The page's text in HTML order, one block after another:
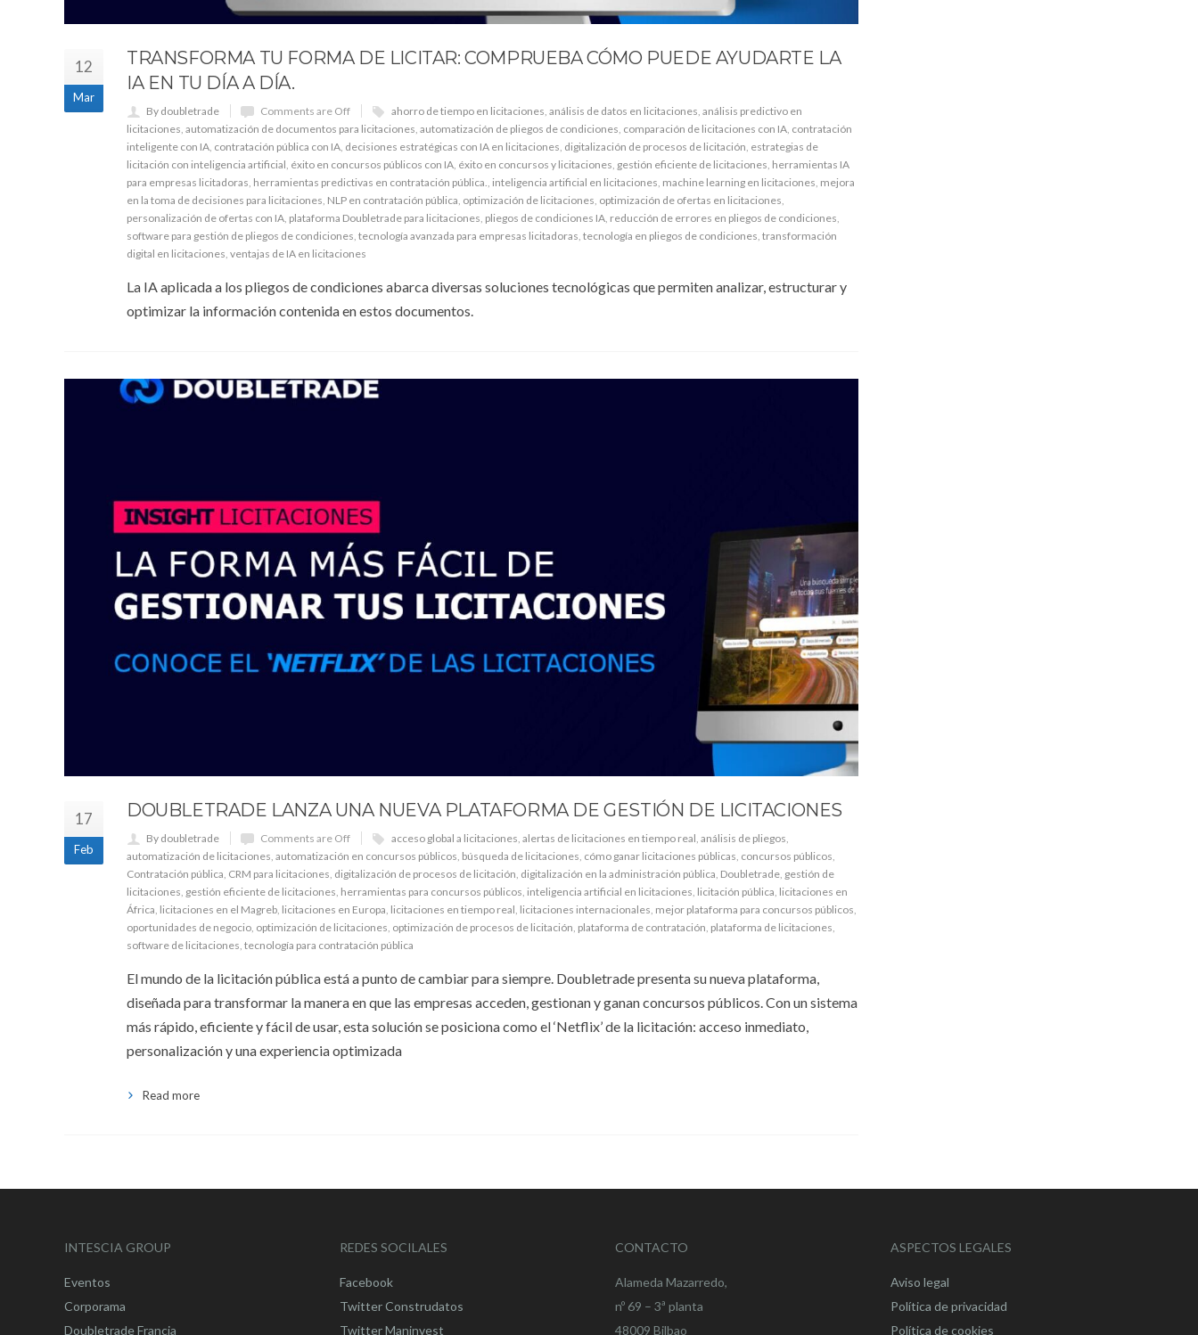
12
Mar
TRANSFORMA TU FORMA DE LICITAR: COMPRUEBA CÓMO PUEDE AYUDARTE LA
IA EN TU DÍA A DÍA.
By doubletrade Comments are Off ahorro de tiempo en licitaciones, análisis de datos en licitaciones, análisis predictivo en
licitaciones, automatización de documentos para licitaciones, automatización de pliegos de condiciones, comparación de licitaciones con IA, contratación
inteligente con IA, contratación pública con IA, decisiones estratégicas con IA en licitaciones, digitalización de procesos de licitación, estrategias de
licitación con inteligencia artificial, éxito en concursos públicos con IA, éxito en concursos y licitaciones, gestión eficiente de licitaciones, herramientas IA
para empresas licitadoras, herramientas predictivas en contratación pública., inteligencia artificial en licitaciones, machine learning en licitaciones, mejora
en la toma de decisiones para licitaciones, NLP en contratación pública, optimización de licitaciones, optimización de ofertas en licitaciones,
personalización de ofertas con IA, plataforma Doubletrade para licitaciones, pliegos de condiciones IA, reducción de errores en pliegos de condiciones,
software para gestión de pliegos de condiciones, tecnología avanzada para empresas licitadoras, tecnología en pliegos de condiciones, transformación
digital en licitaciones, ventajas de IA en licitaciones
La IA aplicada a los pliegos de condiciones abarca diversas soluciones tecnológicas que permiten analizar, estructurar y
optimizar la información contenida en estos documentos.
17
Feb
DOUBLETRADE LANZA UNA NUEVA PLATAFORMA DE GESTIÓN DE LICITACIONES
By doubletrade Comments are Off acceso global a licitaciones alertas de licitaciones en tiempo real análisis de pliegos
automatización de licitaciones automatización en concursos públicos búsqueda de licitaciones cómo ganar licitaciones públicas concursos públicos
Contratación pública CRM para licitaciones digitalización de procesos de licitación digitalización en la administración pública Doubletrade gestión de
licitaciones gestión eficiente de licitaciones herramientas para concursos públicos inteligencia artificial en licitaciones licitación pública licitaciones en
África licitaciones en el Magreb licitaciones en Europa licitaciones en tiempo real licitaciones internacionales mejor plataforma para concursos públicos
oportunidades de negocio optimización de licitaciones optimización de procesos de licitación plataforma de contratación plataforma de licitaciones
software de licitaciones tecnología para contratación pública
El mundo de la licitación pública está a punto de cambiar para siempre. Doubletrade presenta su nueva plataforma,
diseñada para transformar la manera en que las empresas acceden, gestionan y ganan concursos públicos. Con un sistema
más rápido, eficiente y fácil de usar, esta solución se posiciona como el ‘Netflix’ de la licitación: acceso inmediato,
personalización y una experiencia optimizada
Read more
INTESCIA GROUP
Eventos
Corporama
Doubletrade Francia
REDES SOCILALES
Facebook
Twitter Construdatos
Twitter Maninvest
CONTACTO
Alameda Mazarredo,
nº 69 – 3ª planta
48009 Bilbao
ASPECTOS LEGALES
Aviso legal
Política de privacidad
Política de cookies